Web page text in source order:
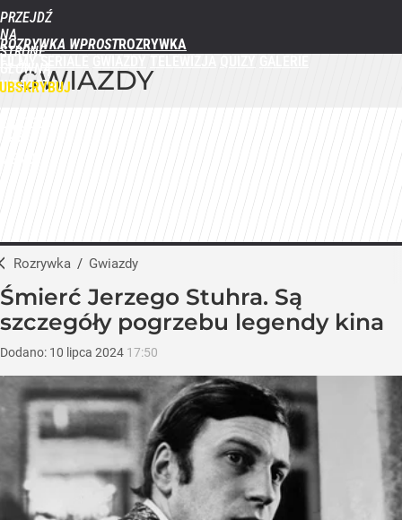
PRZEJDŹ
NA
STRONĘ
GŁÓWNĄ
WPROST.PL
ROZRYWKA WPROST
GWIAZDY
Rozrywka / Gwiazdy
Śmierć Jerzego Stuhra. Są
szczegóły pogrzebu legendy kina
Dodano: 10 lipca 2024 17:50